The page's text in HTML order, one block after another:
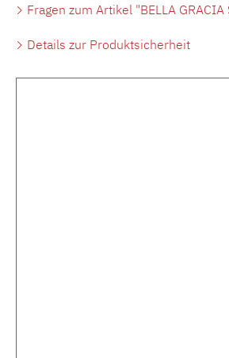
Fragen zum Artikel "BELLA
Details zur Produktsicherheit